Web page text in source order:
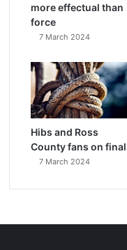
more effectual than
force
7 March 2024
Hibs and Ross
County fans on final
7 March 2024